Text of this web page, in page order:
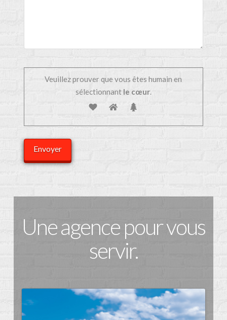
Veuillez prouver que vous êtes humain en
sélectionnantle cœur.
Une agence pour vous
servir.